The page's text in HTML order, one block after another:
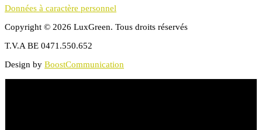
Données à caractère personnel
Copyright © 2026 LuxGreen. Tous droits réservés
T.V.A BE 0471.550.652
Design by BoostCommunication